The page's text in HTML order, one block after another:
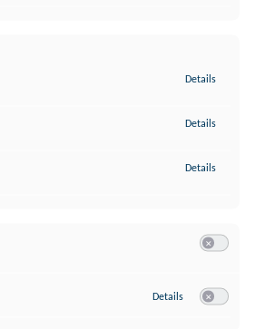
Details
Details
Details
Details zu Google Analytics